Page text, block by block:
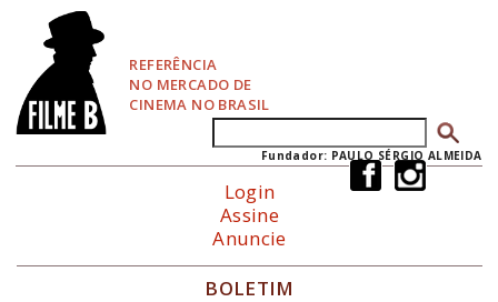
REFERÊNCIA
NO MERCADO DE
CINEMA NO BRASIL
Formulário de busca
Fundador: PAULO SÉRGIO ALMEIDA
Login
Assine
Anuncie
BOLETIM